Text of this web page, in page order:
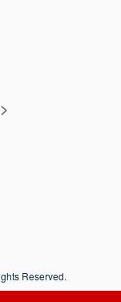
Reserved.